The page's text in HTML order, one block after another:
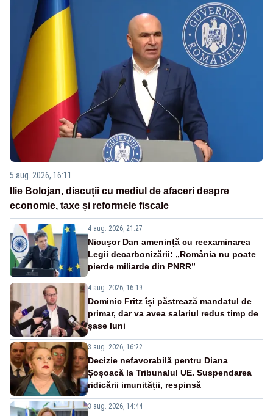
5 aug. 2026, 16:11
Ilie Bolojan, discuții cu mediul de afaceri despre
economie, taxe și reformele fiscale
4 aug. 2026, 21:27
Nicușor Dan amenință cu reexaminarea
Legii decarbonizării: „România nu poate
pierde miliarde din PNRR”
4 aug. 2026, 16:19
Dominic Fritz își păstrează mandatul de
primar, dar va avea salariul redus timp de
șase luni
3 aug. 2026, 16:22
Decizie nefavorabilă pentru Diana
Șoșoacă la Tribunalul UE. Suspendarea
ridicării imunității, respinsă
3 aug. 2026, 14:44